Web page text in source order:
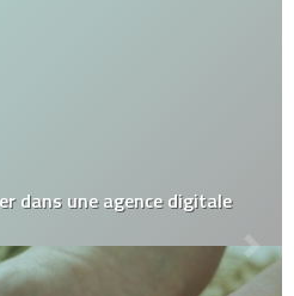
dans une agence digitale